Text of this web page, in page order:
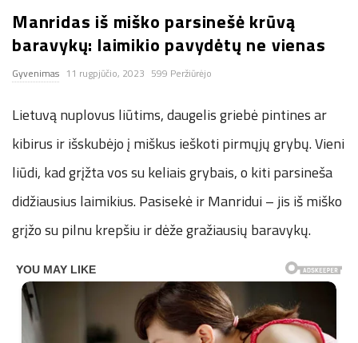
n
.
n
e
t
Manridas iš miško parsinešė krūvą
baravykų: laimikio pavydėtų ne vienas
Gyvenimas 11 rugpjūčio, 2023 599 Peržiūrėjo
Lietuvą nuplovus liūtims, daugelis griebė pintines ar
kibirus ir išskubėjo į miškus ieškoti pirmųjų grybų. Vieni
liūdi, kad grįžta vos su keliais grybais, o kiti parsineša
didžiausius laimikius. Pasisekė ir Manridui – jis iš miško
grįžo su pilnu krepšiu ir dėže gražiausių baravykų.